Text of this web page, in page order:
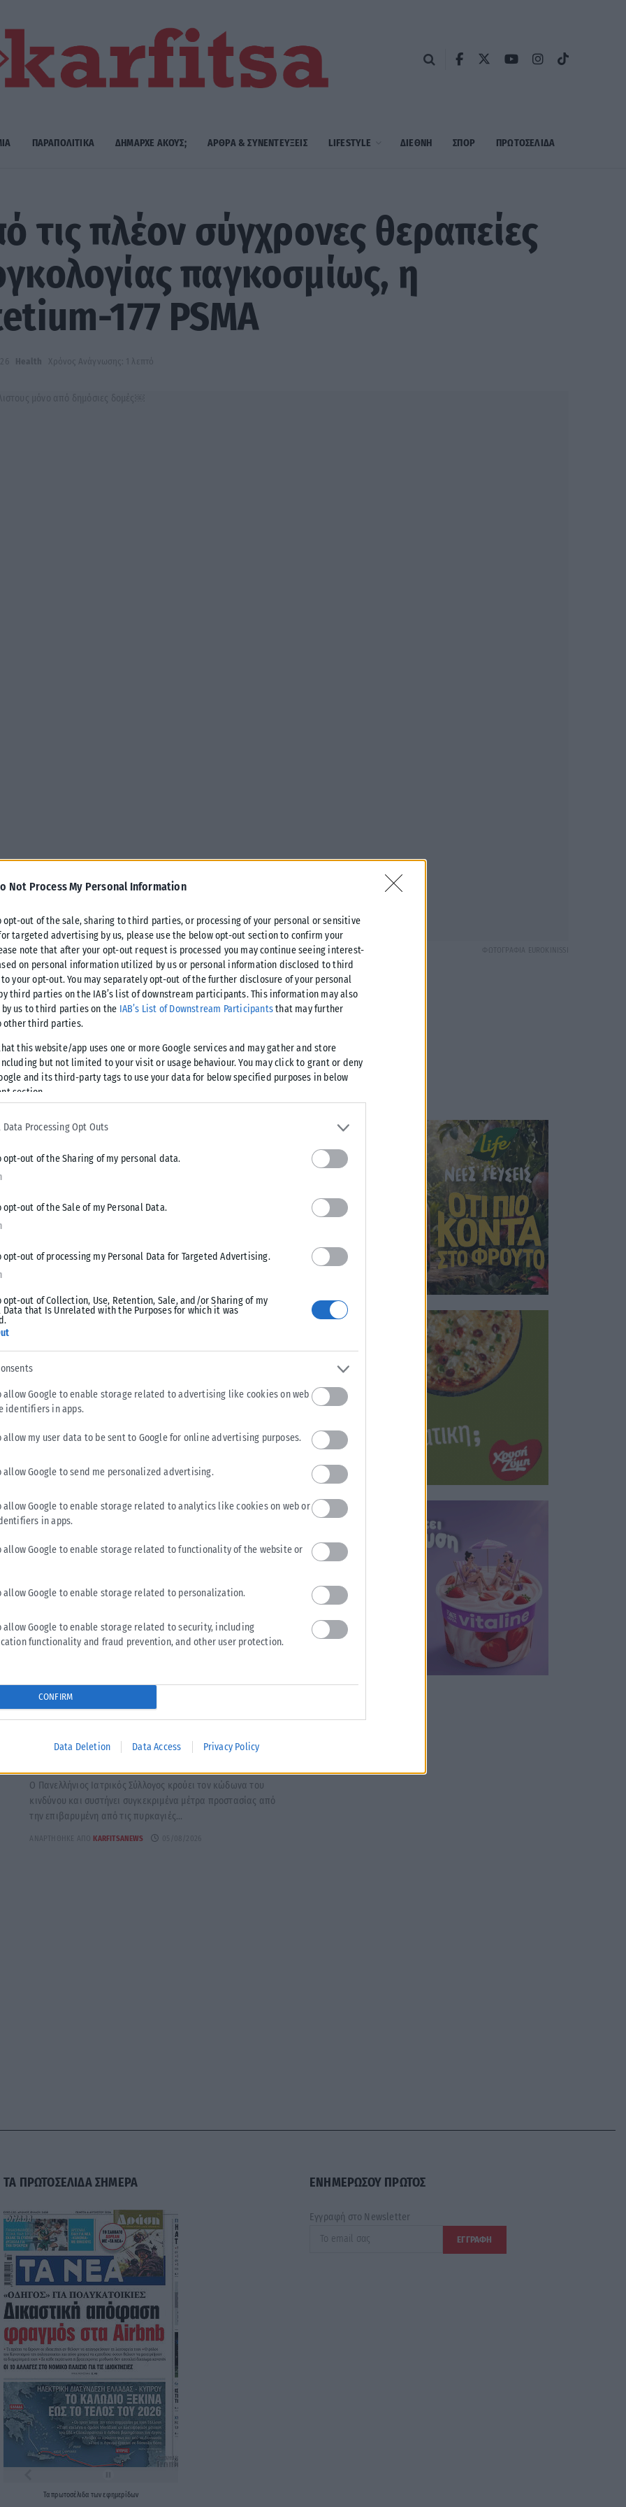
Not Process My Personal Information
opt-out of the sale, sharing to third parties, or processing of your personal or sensitive
targeted advertising by us, please use the below opt-out section to confirm your
note that after your opt-out request is processed you may continue seeing interest-
on personal information utilized by us or personal information disclosed to third
your opt-out. You may separately opt-out of the further disclosure of your personal
third parties on the IAB’s list of downstream participants. This information may also
by us to third parties on the IAB’s List of Downstream Participantsthat may further
other third parties.
this website/app uses one or more Google services and may gather and store
but not limited to your visit or usage behaviour. You may click to grant or deny
and its third-party tags to use your data for below specified purposes in below
section.
Data Processing Opt Outs
opt-out of the Sharing of my personal data.
opt-out of the Sale of my Personal Data.
opt-out of processing my Personal Data for Targeted Advertising.
opt-out of Collection, Use, Retention, Sale, and/or Sharing of my
Data that Is Unrelated with the Purposes for which it was
allow Google to enable storage related to advertising like cookies on web
identifiers in apps.
allow my user data to be sent to Google for online advertising purposes.
allow Google to send me personalized advertising.
allow Google to enable storage related to analytics like cookies on web or
in apps.
allow Google to enable storage related to functionality of the website or
allow Google to enable storage related to personalization.
allow Google to enable storage related to security, including
functionality and fraud prevention, and other user protection.
CONFIRM
Data Deletion Data Access Privacy Policy
ΠΑΡΑΠΟΛΙΤΙΚΑ ΔΗΜΑΡΧE ΑΚΟΥΣ; ΑΡΘΡΑ & ΣΥΝΕΝΤΕΥΞΕΙΣ LIFESTYLE ΔΙΕΘΝΗ ΣΠΟΡ ΠΡΩΤΟΣΈΛΙΔΑ
τις πλέον σύγχρονες θεραπείες
παγκοσμίως, η
177 PSMA
Health Χρόνος Ανάγνωσης: 1 λεπτό
χορήγηση θεραπείας με Lutetium-177 PSMA σε ασθενή
με προχωρημένο καρκίνο του προστάτη, γνωστοποίησε
Γενικού Νοσοκομείου Αλεξανδρούπολης (ΠΓΝΑ).
για μία από τις πλέον σύγχρονες και καινοτόμες
μία στοχευμένη ραδιοϊσοτοπική θεραπεία ακριβείας, η
προστάτη που εκφράζουν το μόριο PSMA (Prostate Specific
τους με ελάχιστη επιβάρυνση των υγιών ιστών.
εισαγωγή στο ΠΓΝΑ της εν λόγω θεραπείας «αποτελεί
ήταν υποχρεωμένοι να μετακινούνται σε μεγάλα
εξειδικευμένες θεραπευτικές επιλογές. Το
το μεγαλύτερο τριτοβάθμιο νοσοκομείο της Περιφέρειας
ενός μεγάλου γεωγραφικού διαμερίσματος της χώρας
Οι ασθενείς με καρκίνο του προστάτη στην
οι οποίες αποτελούν μέρος της πλέον σύγχρονης
να απομακρυνθούν από τον τόπο κατοικίας τους και το
τους ασθενείς με μεταστατικό καρκίνο του προστάτη
του ΠΓΝΑ, αν. καθηγητής Ογκολογίας, Δημήτριος Ματθαίος,
περιοχή τους σε θεραπείες που μέχρι πριν από λίγα
κέντρα διεθνώς.
Send
ΠΙΣ: Οδηγίες και μέτρα προστασίας για τους πολίτες
Ο Πανελλήνιος Ιατρικός Σύλλογος κρούει τον κώδωνα του
κινδύνου και συστήνει συγκεκριμένα μέτρα προστασίας από
την επιβαρυμένη από τις πυρκαγιές...
ΑΝΑΡΤΉΘΗΚΕ ΑΠΌ KARFITSANEWS 05/08/2026
ΤΑ ΠΡΩΤΟΣΕΛΙΔΑ ΣΗΜΕΡΑ
Ταπρωτοσέλιδα τωνεφημερίδων
ΕΝΗΜΕΡΩΣΟΥ ΠΡΩΤΟΣ
Εγγραφή στο Newsletter